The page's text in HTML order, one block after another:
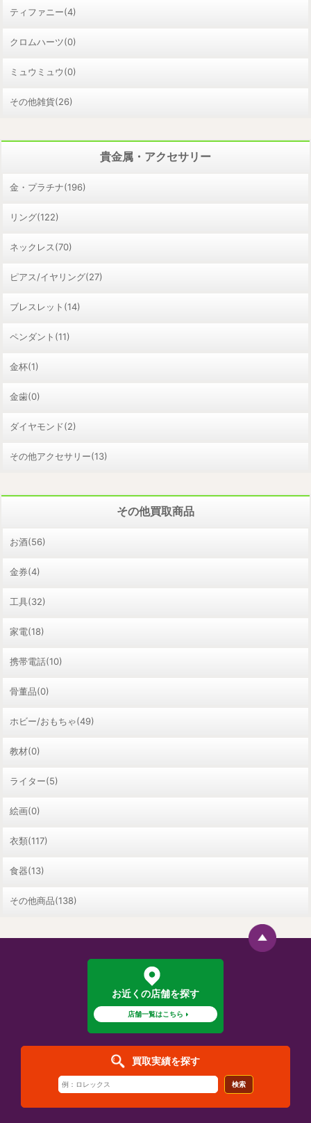
ティファニー(4)
クロムハーツ(0)
ミュウミュウ(0)
その他雑貨(26)
貴金属・アクセサリー
金・プラチナ(196)
リング(122)
ネックレス(70)
ピアス/イヤリング(27)
ブレスレット(14)
ペンダント(11)
金杯(1)
金歯(0)
ダイヤモンド(2)
その他アクセサリー(13)
その他買取商品
お酒(56)
金券(4)
工具(32)
家電(18)
携帯電話(10)
骨董品(0)
ホビー/おもちゃ(49)
教材(0)
ライター(5)
絵画(0)
衣類(117)
食器(13)
その他商品(138)
お近くの店舗を探す
店舗一覧はこちら
買取実績を探す
検索